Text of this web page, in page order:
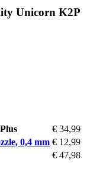
Unicorn K2P
€ 34,99
0,4 mm € 12,99
€ 47,98